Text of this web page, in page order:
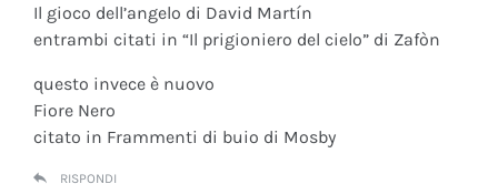
Il gioco dell’angelo di David Martín
entrambi citati in “Il prigioniero del cielo” di Zafòn
questo invece è nuovo
Fiore Nero
citato in Frammenti di buio di Mosby
RISPONDI